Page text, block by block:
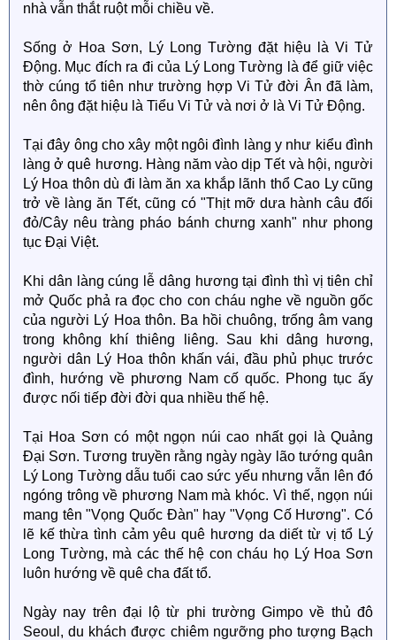
nhà vẫn thắt ruột mỗi chiều về.
Sống ở Hoa Sơn, Lý Long Tường đặt hiệu là Vi Tử
Động. Mục đích ra đi của Lý Long Tường là để giữ việc
thờ cúng tổ tiên như trường hợp Vi Tử đời Ân đã làm,
nên ông đặt hiệu là Tiểu Vi Tử và nơi ở là Vi Tử Động.
Tại đây ông cho xây một ngôi đình làng y như kiểu đình
làng ở quê hương. Hàng năm vào dịp Tết và hội, người
Lý Hoa thôn dù đi làm ăn xa khắp lãnh thổ Cao Ly cũng
trở về làng ăn Tết, cũng có "Thịt mỡ dưa hành câu đối
đỏ/Cây nêu tràng pháo bánh chưng xanh" như phong
tục Đại Việt.
Khi dân làng cúng lễ dâng hương tại đình thì vị tiên chỉ
mở Quốc phả ra đọc cho con cháu nghe về nguồn gốc
của người Lý Hoa thôn. Ba hồi chuông, trống âm vang
trong không khí thiêng liêng. Sau khi dâng hương,
người dân Lý Hoa thôn khấn vái, đầu phủ phục trước
đình, hướng về phương Nam cố quốc. Phong tục ấy
được nối tiếp đời đời qua nhiều thế hệ.
Tại Hoa Sơn có một ngọn núi cao nhất gọi là Quảng
Đại Sơn. Tương truyền rằng ngày ngày lão tướng quân
Lý Long Tường dẫu tuổi cao sức yếu nhưng vẫn lên đó
ngóng trông về phương Nam mà khóc. Vì thế, ngọn núi
mang tên "Vọng Quốc Đàn" hay "Vọng Cố Hương". Có
lẽ kế thừa tình cảm yêu quê hương da diết từ vị tổ Lý
Long Tường, mà các thế hệ con cháu họ Lý Hoa Sơn
luôn hướng về quê cha đất tổ.
Ngày nay trên đại lộ từ phi trường Gimpo về thủ đô
Seoul, du khách được chiêm ngưỡng pho tượng Bạch